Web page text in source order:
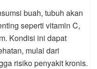
buah, tubuh akan
seperti vitamin C,
Kondisi ini dapat
mulai dari
risiko penyakit kronis.